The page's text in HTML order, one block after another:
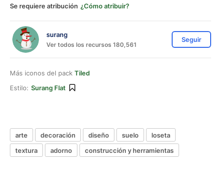
Se requiere atribución ¿Cómo atribuir?
surang
Ver todos los recursos 180,561
Seguir
Más iconos del pack Tiled
Estilo: Surang Flat
arte decoración diseño suelo
loseta
textura
adorno construcción y herramientas